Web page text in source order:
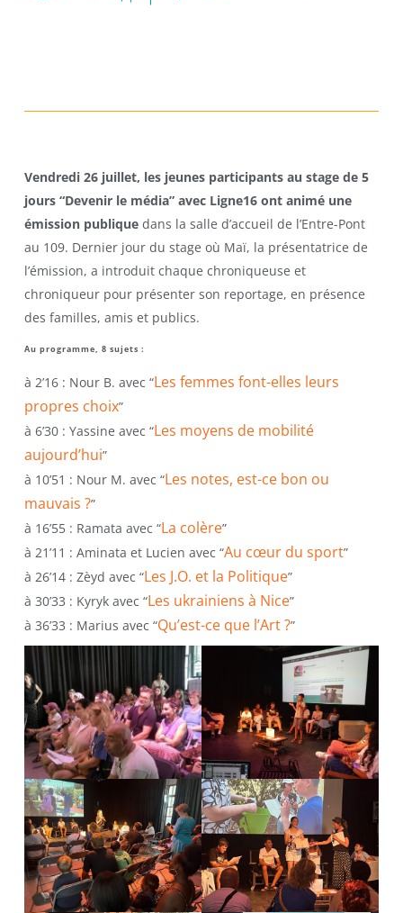
Vendredi 26 juillet, les jeunes participants au stage de 5
jours “Devenir le média” avec Ligne16 ont animé une
émission publiquedans la salle d’accueil de l’Entre-Pont
au 109. Dernier jour du stage où Maï, la présentatrice de
l’émission, a introduit chaque chroniqueuse et
chroniqueur pour présenter son reportage, en présence
des familles, amis et publics.
Au programme, 8 sujets :
à 2’16 : Nour B. avec “Les femmes font-elles leurs
propres choix”
à 6’30 : Yassine avec “Les moyens de mobilité
aujourd’hui”
à 10’51 : Nour M. avec “Les notes, est-ce bon ou
mauvais ?”
à 16’55 : Ramata avec “La colère”
à 21’11 : Aminata et Lucien avec “Au cœur du sport”
à 26’14 : Zèyd avec “Les J.O. et la Politique”
à 30’33 : Kyryk avec “Les ukrainiens à Nice”
à 36’33 : Marius avec “Qu’est-ce que l’Art ?”